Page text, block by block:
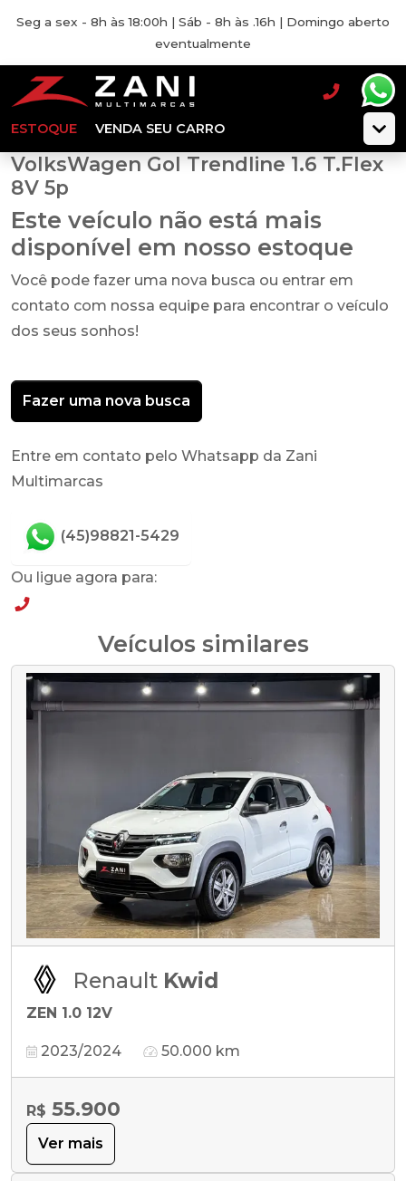
Seg a sex - 8h às 18:00h | Sáb - 8h às .16h | Domingo aberto
eventualmente
ESTOQUE VENDA SEU CARRO
VolksWagen Gol Trendline 1.6 T.Flex
8V 5p
Este veículo não está mais
disponível em nosso estoque
Você pode fazer uma nova busca ou entrar em
contato com nossa equipe para encontrar o veículo
dos seus sonhos!
Fazer uma nova busca
Entre em contato pelo Whatsapp da Zani
Multimarcas
(45)98821-5429
Ou ligue agora para:
Veículos similares
Renault Kwid
ZEN 1.0 12V
2023/2024 50.000 km
R$ 55.900
Ver mais